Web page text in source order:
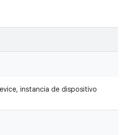
instancia de dispositivo